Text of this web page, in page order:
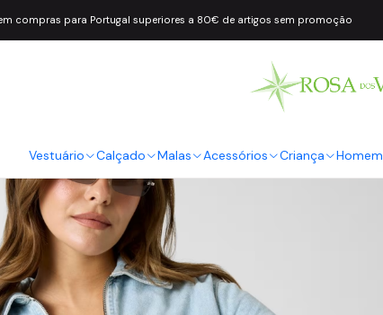
Vestuário Calçado Malas Acessórios Criança Homem
em compras para Portugal superiores a 80€ de artigos sem promoção